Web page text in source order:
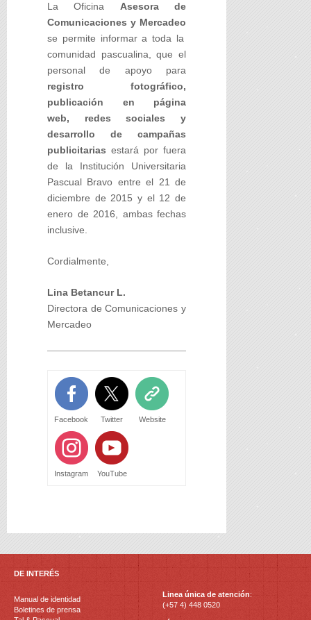
La Oficina Asesora de
Comunicaciones y Mercadeo
se permite informar a toda la
comunidad pascualina, que el
personal de apoyo para
registro fotográfico,
publicación en página
web, redes sociales y
desarrollo de campañas
publicitarias estará por fuera
de la Institución Universitaria
Pascual Bravo entre el 21 de
diciembre de 2015 y el 12 de
enero de 2016, ambas fechas
inclusive.
Cordialmente,
Lina Betancur L.
Directora de Comunicaciones y
Mercadeo
Facebook Twitter Website
Instagram YouTube
DE INTERÉS
Manual de identidad
Boletines de prensa
Linea única de atención:
(+57 4) 448 0520